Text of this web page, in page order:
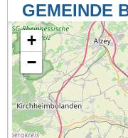
GEMEINDE
+
−